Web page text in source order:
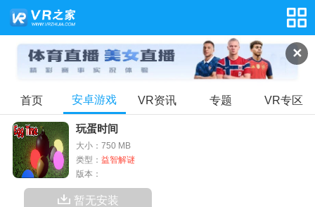
✕
首页 安卓游戏 VR资讯 专题 VR专区
玩蛋时间
大小：750 MB
类型： 益智解谜
版本：
暂无安装